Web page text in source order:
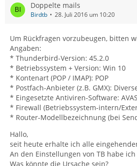
Doppelte mails
Birdtb 28. Juli 2016 um 10:20
Um Rückfragen vorzubeugen, bitten
Angaben:
* Thunderbird-Version: 45.2.0
* Betriebssystem + Version: Win 10
* Kontenart (POP / IMAP): POP
* Postfach-Anbieter (z.B. GMX):
* Eingesetzte Antiviren-Software:
* Firewall (Betriebssystem-intern/
* Router-Modellbezeichnung (bei
Hallo,
seit heute erhalte ich alle
An den Einstellungen von TB habe
Was könnte die Ursache sein?